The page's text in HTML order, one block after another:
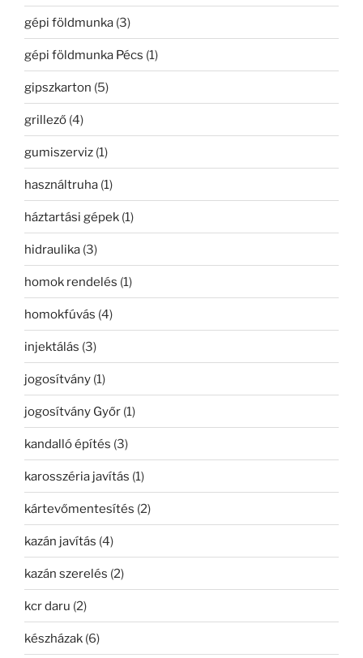
gépi földmunka (3)
gépi földmunka Pécs (1)
gipszkarton (5)
grillező (4)
gumiszerviz (1)
használtruha (1)
háztartási gépek (1)
hidraulika (3)
homok rendelés (1)
homokfúvás (4)
injektálás (3)
jogosítvány (1)
jogosítvány Győr (1)
kandalló építés (3)
karosszéria javítás (1)
kártevőmentesítés (2)
kazán javítás (4)
kazán szerelés (2)
kcr daru (2)
készházak (6)